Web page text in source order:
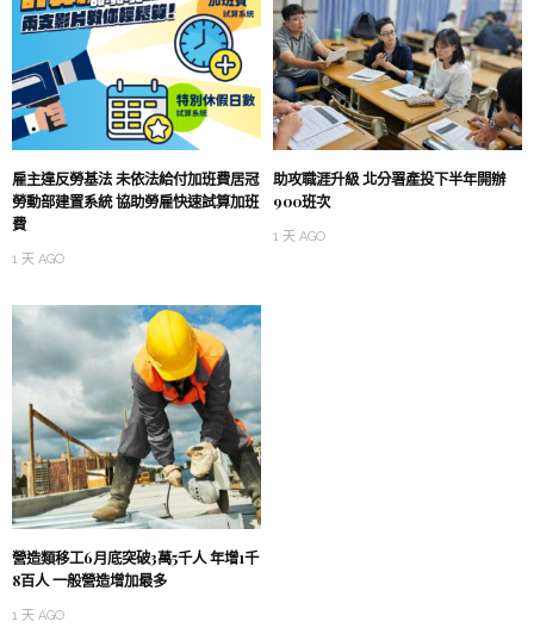
雇主違反勞基法 未依法給付加班費居冠
勞動部建置系統 協助勞雇快速試算加班
費
1 天 AGO
助攻職涯升級 北分署產投下半年開辦
900班次
1 天 AGO
營造類移工6月底突破3萬5千人 年增1千
8百人 一般營造增加最多
1 天 AGO